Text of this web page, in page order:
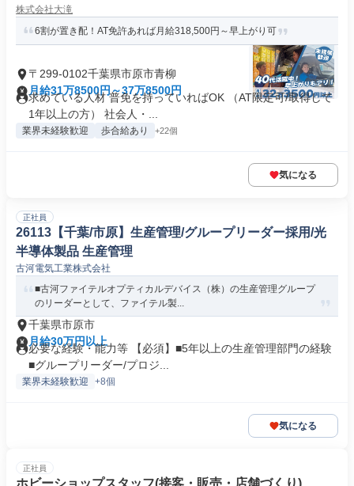
株式会社大滝
6割が置き配！AT免許あれば月給318,500円～早上がり可
〒299-0102千葉県市原市青柳
月給31万8500円～37万8500円
求めている人材 普免を持っていればOK （AT限定可/取得して
1年以上の方） 社会人・...
業界未経験歓迎 歩合給あり +22個
気になる
正社員
26113【千葉/市原】生産管理/グループリーダー採用/光
半導体製品 生産管理
古河電気工業株式会社
■古河ファイテルオプティカルデバイス（株）の生産管理グループ
のリーダーとして、ファイテル製...
千葉県市原市
月給30万円以上
必要な経験・能力等 【必須】■5年以上の生産管理部門の経験
■グループリーダー/プロジ...
業界未経験歓迎 +8個
気になる
正社員
ホビーショップスタッフ(接客・販売・店舗づくり)